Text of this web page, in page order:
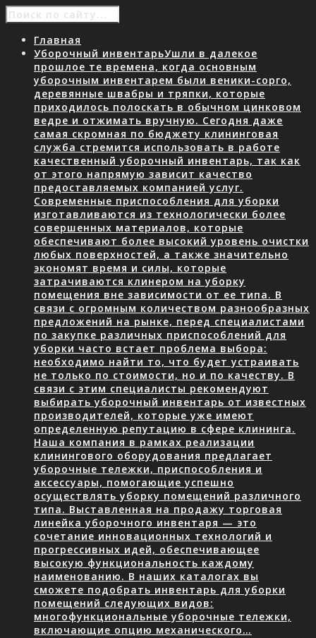
Главная
Уборочный инвентарьУшли в далекое
прошлое те времена, когда основным
уборочным инвентарем были веники-сорго,
деревянные швабры и тряпки, которые
приходилось полоскать в обычном цинковом
ведре и отжимать вручную. Сегодня даже
самая скромная по бюджету клининговая
служба стремится использовать в работе
качественный уборочный инвентарь, так как
от этого напрямую зависит качество
предоставляемых компанией услуг.
Современные приспособления для уборки
изготавливаются из технологически более
совершенных материалов, которые
обеспечивают более высокий уровень очистки
любых поверхностей, а также значительно
экономят время и силы, которые
затрачиваются клинером на уборку
помещения вне зависимости от ее типа. В
связи с огромным количеством разнообразных
предложений на рынке, перед специалистами
по закупке различных приспособлений для
уборки часто встает проблема выбора:
необходимо найти то, что будет устраивать
не только по стоимости, но и по качеству. В
связи с этим специалисты рекомендуют
выбирать уборочный инвентарь от известных
производителей, которые уже имеют
определенную репутацию в сфере клининга.
Наша компания в рамках реализации
клинингового оборудования предлагает
уборочные тележки, приспособления и
аксессуары, помогающие успешно
осуществлять уборку помещений различного
типа. Выставленная на продажу торговая
линейка уборочного инвентаря — это
сочетание инновационных технологий и
прогрессивных идей, обеспечивающее
высокую функциональность каждому
наименованию. В наших каталогах вы
сможете подобрать инвентарь для уборки
помещений следующих видов:
многофункциональные уборочные тележки,
включающие опцию механического…